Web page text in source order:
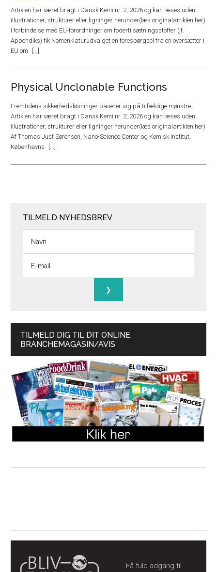
Artiklen har været bragt i Dansk Kemi nr. 2, 2026 og kan læses uden
illustrationer, strukturer eller ligninger herunder(læs originalartiklen her)
I forbindelse med EU-forordninger om fodertilsætningsstoffer (jf.
Appendiks) fik Nomenklaturudvalget en forespørgsel fra en oversætter i
EU om
Physical Unclonable Functions
Fremtidens sikkerhedsløsninger baserer sig på tilfældige mønstre.
Artiklen har været bragt i Dansk Kemi nr. 2, 2026 og kan læses uden
illustrationer, strukturer eller ligninger herunder(læs originalartiklen her)
Af Thomas Just Sørensen, Nano-Science Center og Kemisk Institut,
Københavns
TILMELD NYHEDSBREV
TILMELD DIG TIL DIT ONLINE
BRANCHEMAGASIN/AVIS
Få fuld adgang til